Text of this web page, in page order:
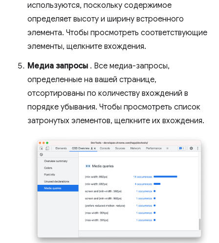
используются, поскольку содержимое
определяет высоту и ширину встроенного
элемента. Чтобы просмотреть соответствующие
элементы, щелкните вхождения.
Медиа запросы . Все медиа-запросы,
определенные на вашей странице,
отсортированы по количеству вхождений в
порядке убывания. Чтобы просмотреть список
затронутых элементов, щелкните их вхождения.